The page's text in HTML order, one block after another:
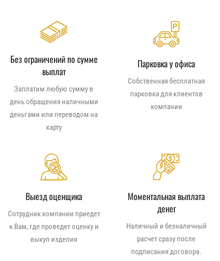
Без ограничений по сумме
выплат
Заплатим любую сумму в
день обращения наличными
деньгами или переводом на
карту
Парковка у офиса
Собственная бесплатная
парковка для клиентов
компании
Выезд оценщика
Сотрудник компании приедет
к Вам, где проведет оценку и
выкуп изделия
Моментальная выплата
денег
Наличный и безналичный
расчет сразу после
подписания договора.